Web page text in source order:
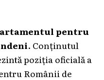
pentru
. Conținutul
poziția oficială a
Românii de